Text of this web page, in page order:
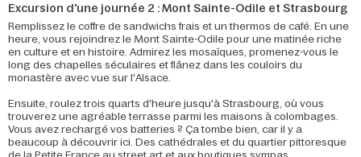
Excursion d'une journée 2 : Mont Sainte-Odile et Strasbourg
Remplissez le coffre de sandwichs frais et un thermos de café. En une
heure, vous rejoindrez le Mont Sainte-Odile pour une matinée riche
en culture et en histoire. Admirez les mosaïques, promenez-vous le
long des chapelles séculaires et flânez dans les couloirs du
monastère avec vue sur l'Alsace.
Ensuite, roulez trois quarts d'heure jusqu'à Strasbourg, où vous
trouverez une agréable terrasse parmi les maisons à colombages.
Vous avez rechargé vos batteries ? Ça tombe bien, car il y a
beaucoup à découvrir ici. Des cathédrales et du quartier pittoresque